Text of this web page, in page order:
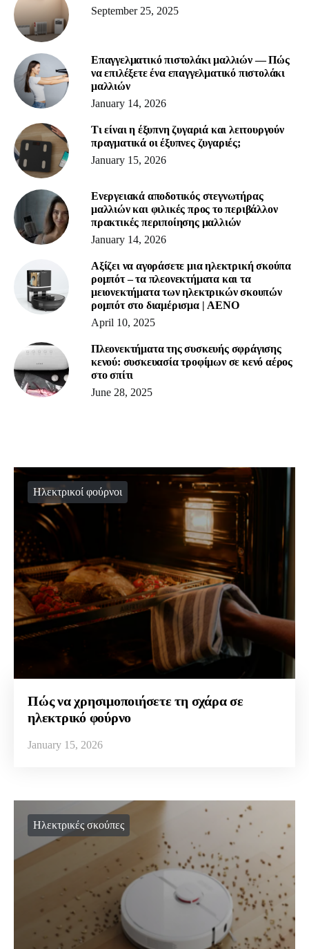
September 25, 2025
Επαγγελματικό πιστολάκι μαλλιών — Πώς
να επιλέξετε ένα επαγγελματικό πιστολάκι
μαλλιών
January 14, 2026
Τι είναι η έξυπνη ζυγαριά και λειτουργούν
πραγματικά οι έξυπνες ζυγαριές;
January 15, 2026
Ενεργειακά αποδοτικός στεγνωτήρας
μαλλιών και φιλικές προς το περιβάλλον
πρακτικές περιποίησης μαλλιών
January 14, 2026
Αξίζει να αγοράσετε μια ηλεκτρική σκούπα
ρομπότ – τα πλεονεκτήματα και τα
μειονεκτήματα των ηλεκτρικών σκουπών
ρομπότ στο διαμέρισμα | AENO
April 10, 2025
Πλεονεκτήματα της συσκευής σφράγισης
κενού: συσκευασία τροφίμων σε κενό αέρος
στο σπίτι
June 28, 2025
Ηλεκτρικοί φούρνοι
Πώς να χρησιμοποιήσετε τη σχάρα σε
ηλεκτρικό φούρνο
January 15, 2026
Ηλεκτρικές σκούπες